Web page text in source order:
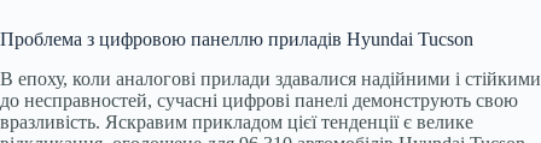
Проблема з цифровою панеллю приладів Hyundai Tucson
В епоху, коли аналогові прилади здавалися надійними і стійкими
до несправностей, сучасні цифрові панелі демонструють свою
вразливість. Яскравим прикладом цієї тенденції є велике